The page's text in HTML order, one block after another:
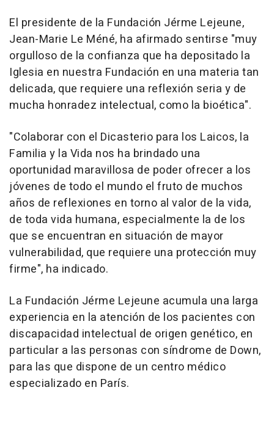
El presidente de la Fundación Jérme Lejeune,
Jean-Marie Le Méné, ha afirmado sentirse "muy
orgulloso de la confianza que ha depositado la
Iglesia en nuestra Fundación en una materia tan
delicada, que requiere una reflexión seria y de
mucha honradez intelectual, como la bioética".
"Colaborar con el Dicasterio para los Laicos, la
Familia y la Vida nos ha brindado una
oportunidad maravillosa de poder ofrecer a los
jóvenes de todo el mundo el fruto de muchos
años de reflexiones en torno al valor de la vida,
de toda vida humana, especialmente la de los
que se encuentran en situación de mayor
vulnerabilidad, que requiere una protección muy
firme", ha indicado.
La Fundación Jérme Lejeune acumula una larga
experiencia en la atención de los pacientes con
discapacidad intelectual de origen genético, en
particular a las personas con síndrome de Down,
para las que dispone de un centro médico
especializado en París.